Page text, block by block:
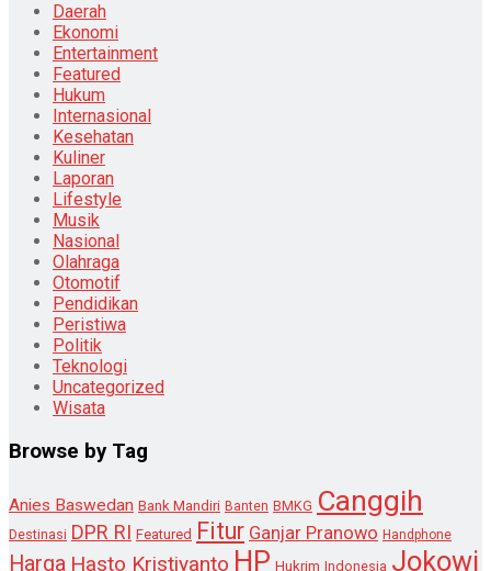
Daerah
Ekonomi
Entertainment
Featured
Hukum
Internasional
Kesehatan
Kuliner
Laporan
Lifestyle
Musik
Nasional
Olahraga
Otomotif
Pendidikan
Peristiwa
Politik
Teknologi
Uncategorized
Wisata
Browse by Tag
Anies Baswedan Bank Mandiri Banten BMKG Canggih
Destinasi DPR RI Featured Fitur Ganjar Pranowo Handphone
Harga Hasto Kristiyanto HP Hukrim Indonesia Jokowi